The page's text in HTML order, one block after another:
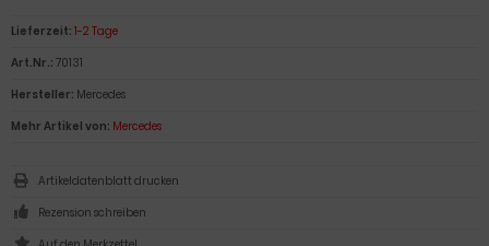
Lieferzeit: 1-2 Tage
Art.Nr.: 70131
Hersteller: Mercedes
Mehr Artikel von: Mercedes
Artikeldatenblatt drucken
Rezension schreiben